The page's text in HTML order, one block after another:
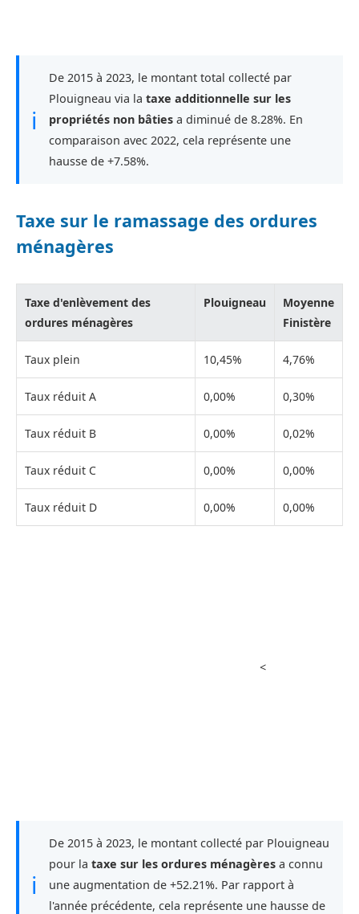
ℹ
De 2015 à 2023, le montant total collecté par
Plouigneau via la taxe additionnelle sur les
propriétés non bâties a diminué de 8.28%. En
comparaison avec 2022, cela représente une
hausse de +7.58%.
Taxe sur le ramassage des ordures
ménagères
Taxe d'enlèvement des
ordures ménagères
Plouigneau
Moyenne
Finistère
Taux plein 10,45% 4,76%
Taux réduit A 0,00% 0,30%
Taux réduit B 0,00% 0,02%
Taux réduit C 0,00% 0,00%
Taux réduit D 0,00% 0,00%
<
ℹ
De 2015 à 2023, le montant collecté par Plouigneau
pour la taxe sur les ordures ménagères a connu
une augmentation de +52.21%. Par rapport à
l'année précédente, cela représente une hausse de